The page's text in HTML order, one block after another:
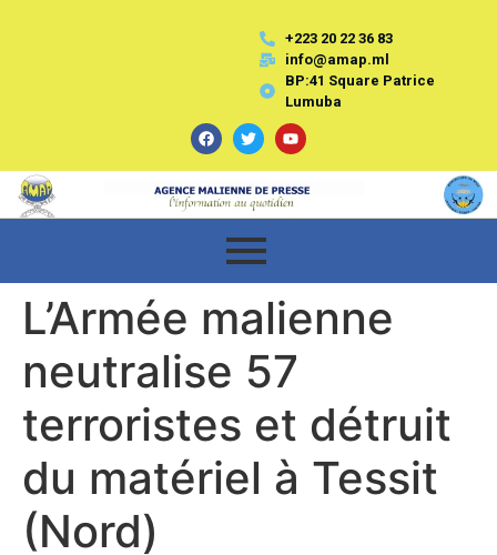
+223 20 22 36 83
info@amap.ml
BP:41 Square Patrice
Lumuba
L’Armée malienne
neutralise 57
terroristes et détruit
du matériel à Tessit
(Nord)